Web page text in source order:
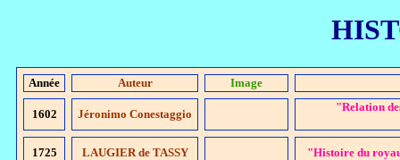
Année Auteur Image
1602 Jéronimo Conestaggio
"Relation
1725 LAUGIER de TASSY "Histoire du